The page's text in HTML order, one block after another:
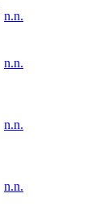
n.n.
n.n.
n.n.
n.n.